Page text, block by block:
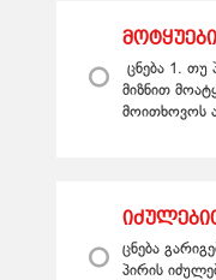
ცნება 1. თუ
მიზნით
მოითხოვოს
ცნება
პირის